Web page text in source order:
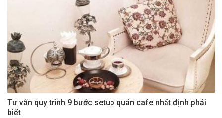
Tư vấn quy trình 9 bước setup quán cafe nhất định phải
biết